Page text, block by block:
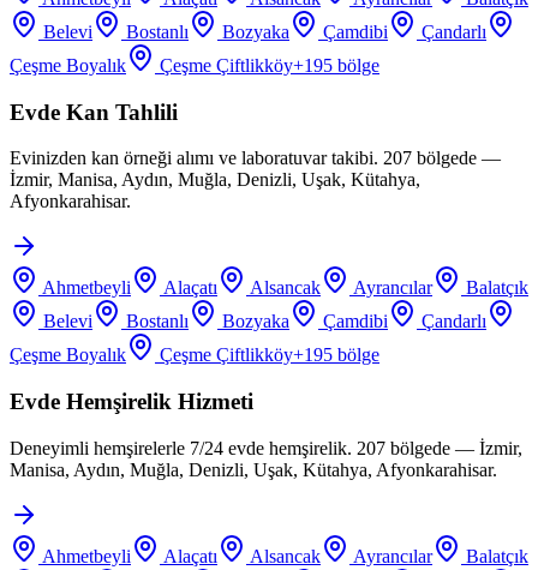
Belevi
Bostanlı Bozyaka Çamdibi
Çandarlı
Çeşme Boyalık
Çeşme Çiftlikköy+195 bölge
Evde Kan Tahlili
Evinizden kan örneği alımı ve laboratuvar takibi. 207 bölgede —
İzmir, Manisa, Aydın, Muğla, Denizli, Uşak, Kütahya,
Afyonkarahisar.
Ahmetbeyli Alaçatı Alsancak Ayrancılar
Balatçık
Belevi
Bostanlı Bozyaka Çamdibi
Çandarlı
Çeşme Boyalık
Çeşme Çiftlikköy+195 bölge
Evde Hemşirelik Hizmeti
Deneyimli hemşirelerle 7/24 evde hemşirelik. 207 bölgede — İzmir,
Manisa, Aydın, Muğla, Denizli, Uşak, Kütahya, Afyonkarahisar.
Ahmetbeyli Alaçatı Alsancak Ayrancılar Balatçık